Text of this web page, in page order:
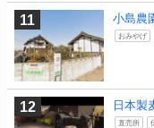
小島農
おみやげ
日本製
直売所